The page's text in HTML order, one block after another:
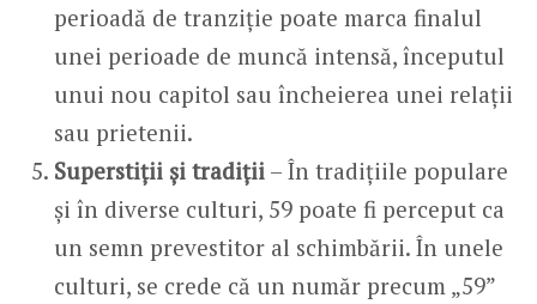
perioadă de tranziție poate marca finalul
unei perioade de muncă intensă, începutul
unui nou capitol sau încheierea unei relații
sau prietenii.
Superstiții și tradiții – În tradițiile populare
și în diverse culturi, 59 poate fi perceput ca
un semn prevestitor al schimbării. În unele
culturi, se crede că un număr precum „59”